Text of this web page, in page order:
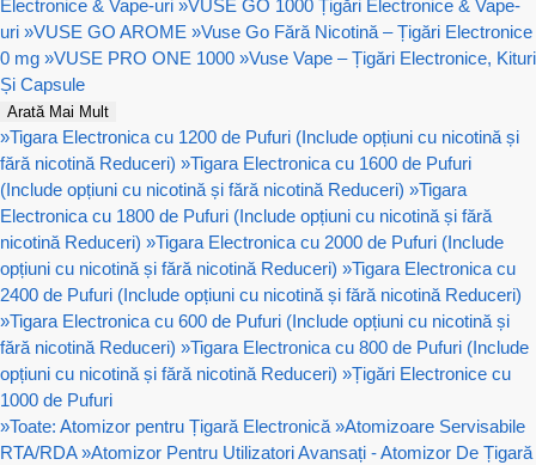
Electronice & Vape-uri »VUSE GO 1000 Țigări Electronice & Vape-
uri »VUSE GO AROME »Vuse Go Fără Nicotină – Țigări Electronice
0 mg »VUSE PRO ONE 1000 »Vuse Vape – Țigări Electronice, Kituri
Și Capsule
Arată Mai Mult
»Tigara Electronica cu 1200 de Pufuri (Include opțiuni cu nicotină și
fără nicotină Reduceri) »Tigara Electronica cu 1600 de Pufuri
(Include opțiuni cu nicotină și fără nicotină Reduceri) »Tigara
Electronica cu 1800 de Pufuri (Include opțiuni cu nicotină și fără
nicotină Reduceri) »Tigara Electronica cu 2000 de Pufuri (Include
opțiuni cu nicotină și fără nicotină Reduceri) »Tigara Electronica cu
2400 de Pufuri (Include opțiuni cu nicotină și fără nicotină Reduceri)
»Tigara Electronica cu 600 de Pufuri (Include opțiuni cu nicotină și
fără nicotină Reduceri) »Tigara Electronica cu 800 de Pufuri (Include
opțiuni cu nicotină și fără nicotină Reduceri) »Țigări Electronice cu
1000 de Pufuri
»Toate: Atomizor pentru Țigară Electronică »Atomizoare Servisabile
RTA/RDA »Atomizor Pentru Utilizatori Avansați - Atomizor De Țigară